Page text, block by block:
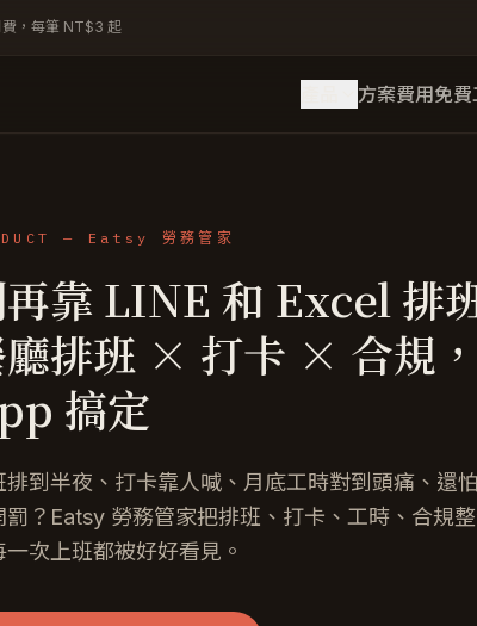
，每筆 NT$3 起
方案費用免
— Eatsy 勞務管家
再靠 LINE 和 Excel
排班 × 打卡 × 合規
搞定
排到半夜、打卡靠人喊、月底工時對到頭痛、還
罰？Eatsy 勞務管家把排班、打卡、工時、合規整
一次上班都被好好看見。